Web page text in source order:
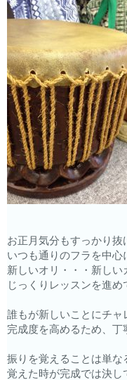
お正月気分もすっかり抜
いつも通りのフラを中心
新しいオリ・・・新しい
じっくりレッスンを進め
誰もが新しいことにチャ
完成度を高めるため、丁
振りを覚えることは単な
覚えた時が完成では決し